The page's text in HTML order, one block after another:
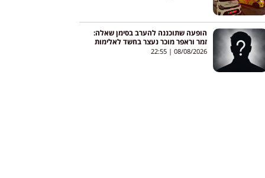
הופעה שתוכננה להערב בסימן שאלה:
זמר וראפר מוכר נעצר בחשד לאלימות
במשפחה
08/08/2026
22:55